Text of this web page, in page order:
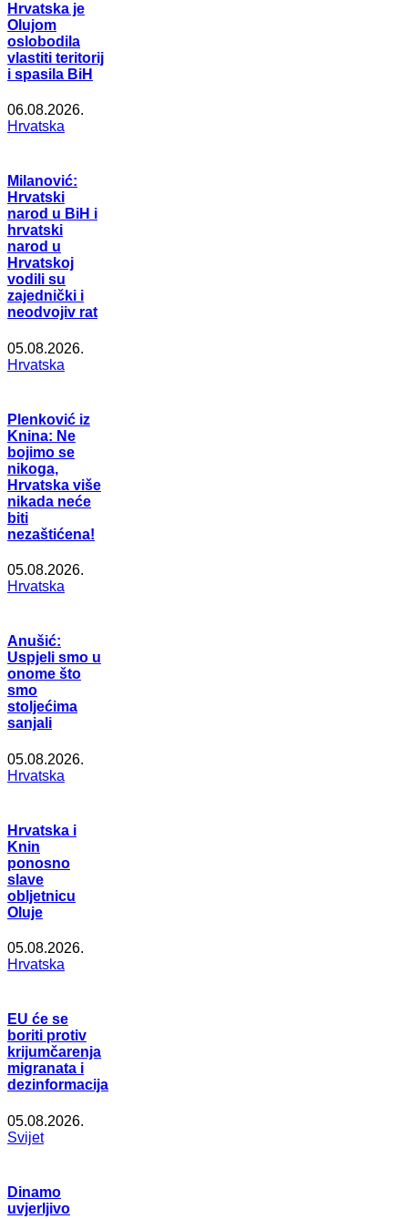
Hrvatska je
Olujom
oslobodila
vlastiti teritorij
i spasila BiH
06.08.2026.
Hrvatska
Milanović:
Hrvatski
narod u BiH i
hrvatski
narod u
Hrvatskoj
vodili su
zajednički i
neodvojiv rat
05.08.2026.
Hrvatska
Plenković iz
Knina: Ne
bojimo se
nikoga,
Hrvatska više
nikada neće
biti
nezaštićena!
05.08.2026.
Hrvatska
Anušić:
Uspjeli smo u
onome što
smo
stoljećima
sanjali
05.08.2026.
Hrvatska
Hrvatska i
Knin
ponosno
slave
obljetnicu
Oluje
05.08.2026.
Hrvatska
EU će se
boriti protiv
krijumčarenja
migranata i
dezinformacija
05.08.2026.
Svijet
Dinamo
uvjerljivo